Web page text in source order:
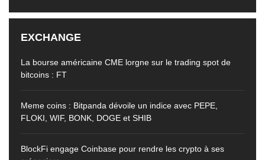
EXCHANGE
La bourse américaine CME lorgne sur le trading spot de
bitcoins : FT
Meme coins : Bitpanda dévoile un indice avec PEPE,
FLOKI, WIF, BONK, DOGE et SHIB
BlockFi engage Coinbase pour rendre les crypto à ses